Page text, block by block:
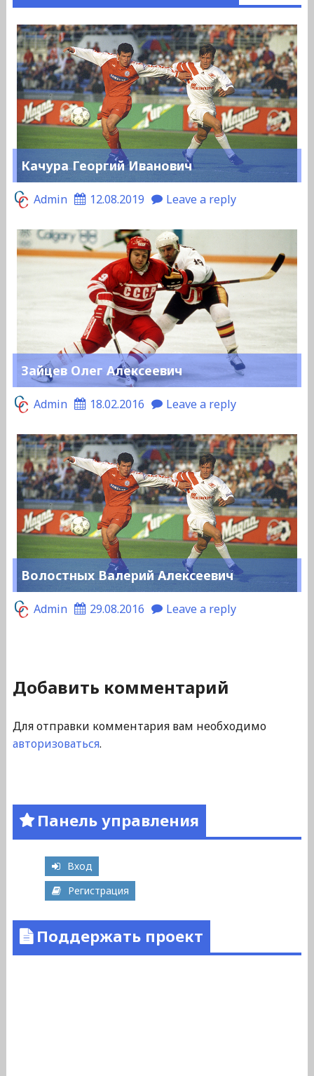
Качура Георгий Иванович
Admin 12.08.2019 Leave a reply
Зайцев Олег Алексеевич
Admin 18.02.2016 Leave a reply
Волостных Валерий Алексеевич
Admin 29.08.2016 Leave a reply
Добавить комментарий
Для отправки комментария вам необходимо
авторизоваться.
Панель управления
Вход
Регистрация
Поддержать проект